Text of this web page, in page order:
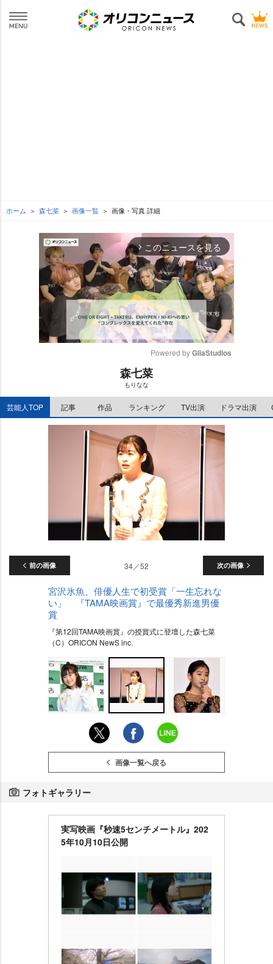
ホーム 森七菜 画像一覧 画像・写真 詳細
arrow_forward_ios このニュースを見る
e
Powered by GliaStudios
森七菜
もりなな
芸能人TOP 記事 作品 ランキング TV出演 ドラマ出演
前の画像 次の画像
34／52
宮沢氷魚、俳優人生で初受賞「一生忘れな
い」 『TAMA映画賞』で最優秀新進男優
賞
『第12回TAMA映画賞』の授賞式に登壇した森七菜
（C）ORICON NewS inc.
画像一覧へ戻る
フォトギャラリー
実写映画『秒速5センチメートル』202
5年10月10日公開